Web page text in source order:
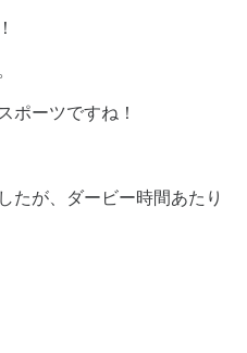
ポーツですね！
たが、ダービー時間あたり